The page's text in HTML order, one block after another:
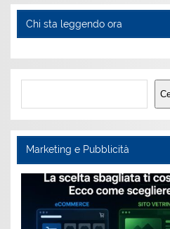
Chi sta leggendo ora
Cerca
Marketing e Pubblicità